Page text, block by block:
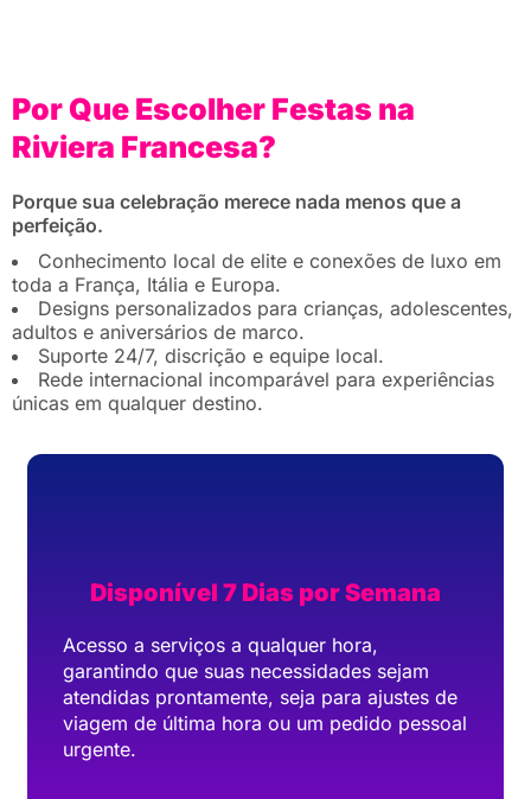
Por Que Escolher Festas na
Riviera Francesa?
Porque sua celebração merece nada menos que a
perfeição.
Conhecimento local de elite e conexões de luxo em
toda a França, Itália e Europa.
Designs personalizados para crianças, adolescentes,
adultos e aniversários de marco.
Suporte 24/7, discrição e equipe local.
Rede internacional incomparável para experiências
únicas em qualquer destino.
Disponível 7 Dias por Semana
Acesso a serviços a qualquer hora,
garantindo que suas necessidades sejam
atendidas prontamente, seja para ajustes de
viagem de última hora ou um pedido pessoal
urgente.